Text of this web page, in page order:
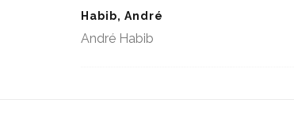
Habib, André
André Habib